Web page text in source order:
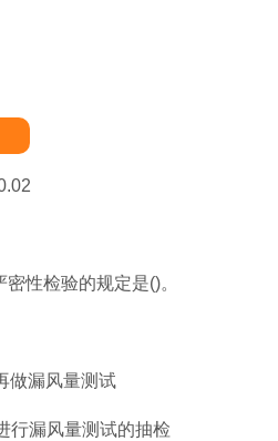
性检验的规定是()。
做漏风量测试
行漏风量测试的抽检